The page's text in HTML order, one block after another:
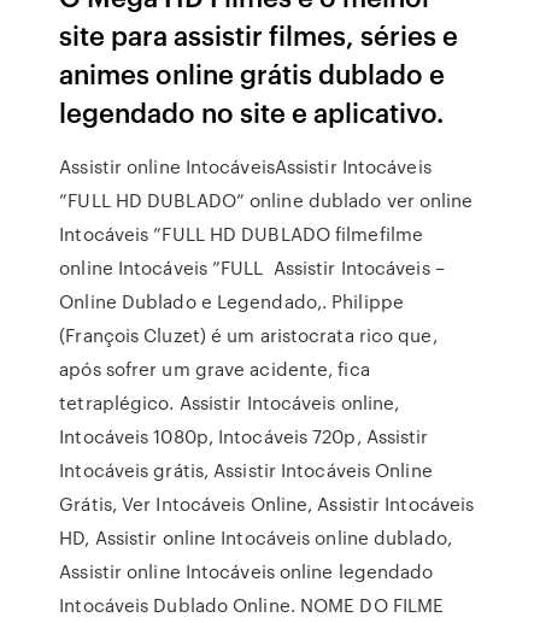
site para assistir filmes, séries e
animes online grátis dublado e
legendado no site e aplicativo.
Assistir online IntocáveisAssistir Intocáveis
”FULL HD DUBLADO” online dublado ver online
Intocáveis ”FULL HD DUBLADO filmefilme
online Intocáveis ”FULL Assistir Intocáveis –
Online Dublado e Legendado,. Philippe
(François Cluzet) é um aristocrata rico que,
após sofrer um grave acidente, fica
tetraplégico. Assistir Intocáveis online,
Intocáveis 1080p, Intocáveis 720p, Assistir
Intocáveis grátis, Assistir Intocáveis Online
Grátis, Ver Intocáveis Online, Assistir Intocáveis
HD, Assistir online Intocáveis online dublado,
Assistir online Intocáveis online legendado
Intocáveis Dublado Online. NOME DO FILME